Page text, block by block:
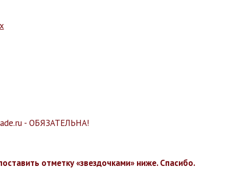
- ОБЯЗАТЕЛЬНА!
отметку «звездочками» ниже. Спасибо.